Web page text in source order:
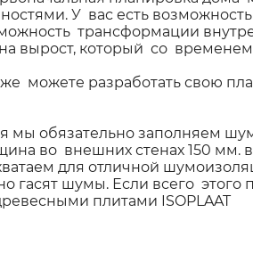
У вас есть возможность
трансформации
вырост, который со
можете разработать свою
мы обязательно заполняем
во внешних стенах 150 мм.
для отличной
шумы. Если всего этого
плитами ISOPLAAT